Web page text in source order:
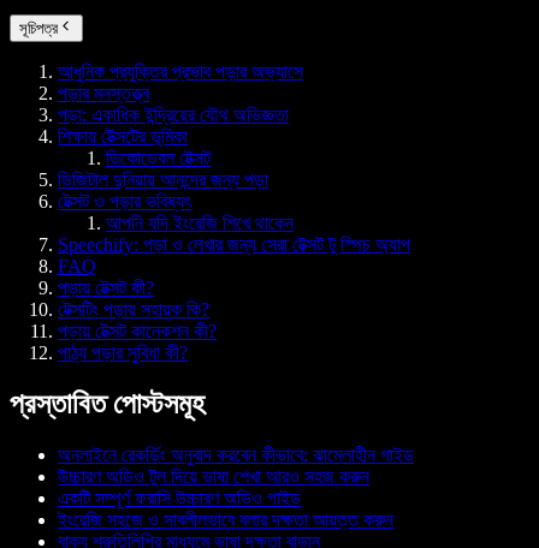
সূচিপত্র
আধুনিক প্রযুক্তির প্রভাব পড়ার অভ্যাসে
পড়ার মনস্তত্ত্ব
পড়া: একাধিক ইন্দ্রিয়ের যৌথ অভিজ্ঞতা
শিক্ষায় টেক্সটের ভূমিকা
ডিকোডেবল টেক্সট
ডিজিটাল দুনিয়ায় আনন্দের জন্য পড়া
টেক্সট ও পড়ার ভবিষ্যৎ
আপনি যদি ইংরেজি শিখে থাকেন
Speechify: পড়া ও লেখার জন্য সেরা টেক্সট টু স্পিচ অ্যাপ
FAQ
পড়ায় টেক্সট কী?
টেক্সটিং পড়ায় সহায়ক কি?
পড়ায় টেক্সট কানেকশন কী?
পাঠ্য পড়ার সুবিধা কী?
প্রস্তাবিত পোস্টসমূহ
অনলাইনে রেকর্ডিং অনুবাদ করবেন কীভাবে: ঝামেলাহীন গাইড
উচ্চারণ অডিও টুল দিয়ে ভাষা শেখা আরও সহজ করুন
একটি সম্পূর্ণ ফরাসি উচ্চারণ অডিও গাইড
ইংরেজি সহজে ও সাবলীলভাবে বলার দক্ষতা আয়ত্ত করুন
বাক্য শ্রুতিলিপির মাধ্যমে ভাষা দক্ষতা বাড়ান